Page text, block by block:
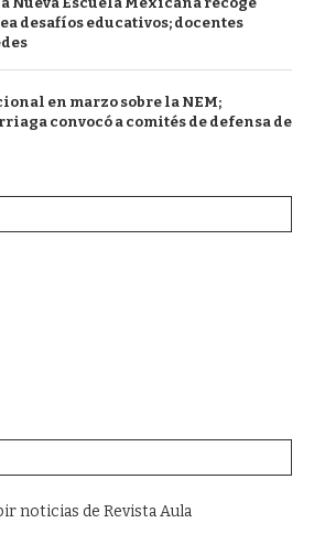
desafíos educativos; docentes
en marzo sobre la NEM;
convocó a comités de defensa de
noticias de Revista Aula